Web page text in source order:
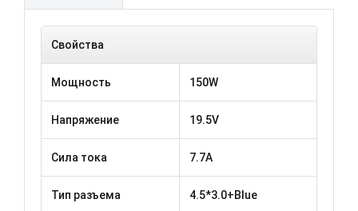
Свойства
Мощность 150W
Напряжение 19.5V
Сила тока 7.7A
Тип разъема 4.5*3.0+Blue